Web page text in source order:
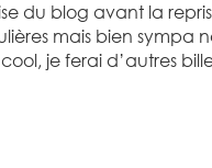
du blog avant la
mais bien sympa
je ferai d’autres